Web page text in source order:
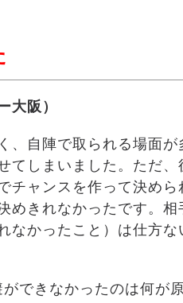
大阪）
、自陣で取られる場面
てしまいました。ただ
チャンスを作って決め
めきれなかったです。
なかったこと）は仕方
できなかったのは何が原